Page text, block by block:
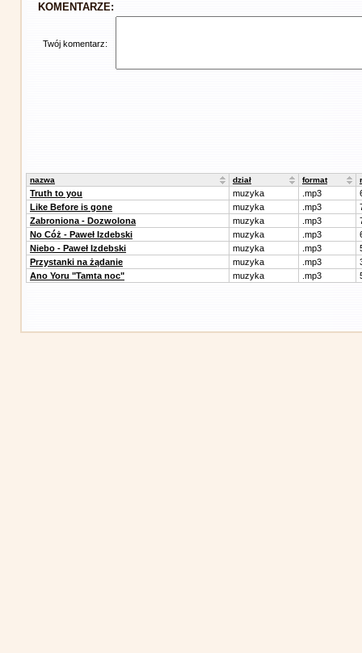
KOMENTARZE:
Twój komentarz:
nazwa dział format
Truth to you muzyka .mp3
Like Before is gone
muzyka .mp3
Zabroniona - Dozwolona
muzyka .mp3
No Cóż - Paweł Izdebski
muzyka .mp3
Niebo - Paweł Izdebski
muzyka .mp3
Przystanki na żądanie
muzyka .mp3
Ano Yoru "Tamta noc"
muzyka .mp3